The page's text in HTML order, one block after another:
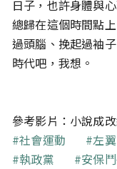
日子，也許身體與
總歸在這個時間點
過頭腦、挽起過袖
時代吧，我想。
參考影片：小說成
關鍵字
社會運動 左翼
執政黨
安保